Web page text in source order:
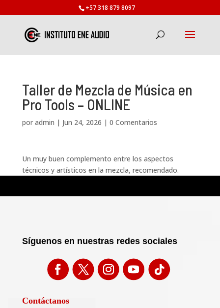
+57 318 879 8097
Taller de Mezcla de Música en
Pro Tools – ONLINE
por admin | Jun 24, 2026 | 0 Comentarios
Un muy buen complemento entre los aspectos
técnicos y artísticos en la mezcla, recomendado.
Síguenos en nuestras redes sociales
Contáctanos